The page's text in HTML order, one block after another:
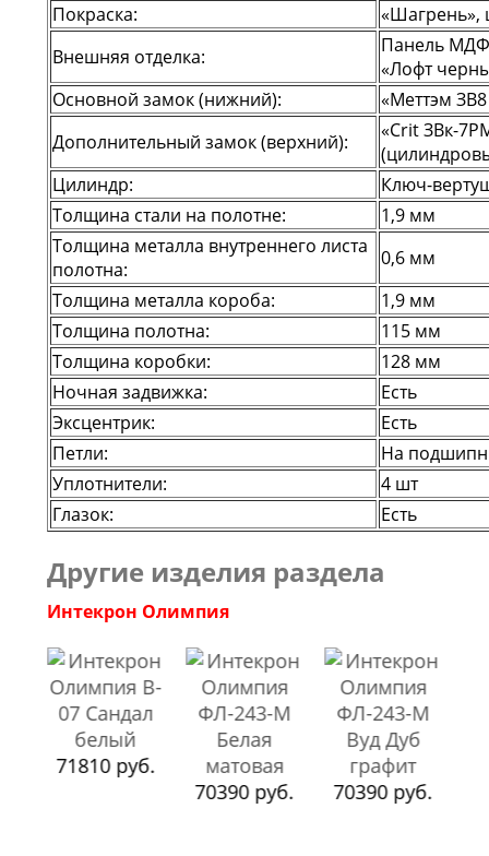
Покраска:
«Шагрень»,
Внешняя отделка:
Панель МДФ
«Лофт
Основной замок (нижний):
«Меттэм
Дополнительный замок (верхний):
«Crit ЗВк-
Цилиндр:
Ключ-
Толщина стали на полотне:
1,9 мм
Толщина металла внутреннего листа
полотна:
0,6 мм
Толщина металла короба:
1,9 мм
Толщина полотна:
115 мм
Толщина коробки:
128 мм
Ночная задвижка:
Есть
Эксцентрик:
Есть
Петли:
На
Уплотнители:
4 шт
Глазок:
Есть
Другие изделия раздела
Интекрон Олимпия
70390 руб.
70390 руб.